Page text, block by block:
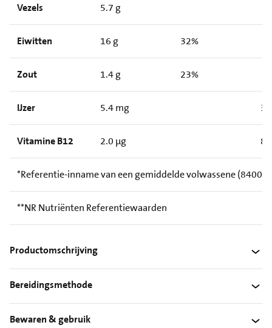
Vezels 5.7 g
Eiwitten 16 g 32%
Zout 1.4 g 23%
IJzer 5.4 mg
Vitamine B12 2.0 µg
*Referentie-inname van een gemiddelde volwassene (8400
**NR Nutriënten Referentiewaarden
Productomschrijving
Bereidingsmethode
Bewaren & gebruik